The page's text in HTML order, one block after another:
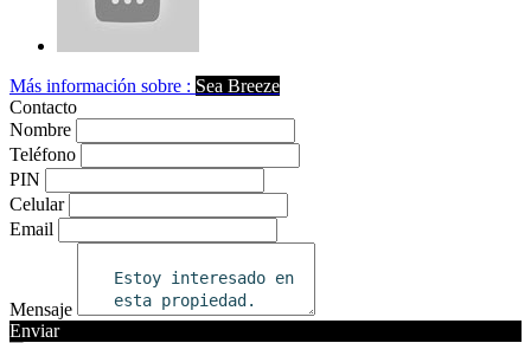
Más información sobre : Sea Breeze
Contacto
Nombre
Teléfono
PIN
Celular
Email
Mensaje
Enviar